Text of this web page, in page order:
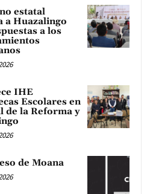
estatal
a Huazalingo
a los
IHE
Escolares en
de la Reforma y
de Moana